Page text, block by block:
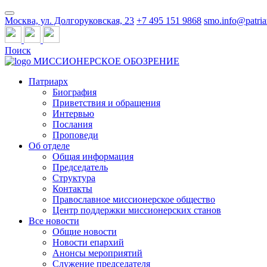
Москва, ул. Долгоруковская, 23 +7 495 151 9868
Поиск
МИССИОНЕРСКОЕ ОБОЗРЕНИЕ
Патриарх
Биография
Приветствия и обращения
Интервью
Послания
Проповеди
Об отделе
Общая информация
Председатель
Структура
Контакты
Православное миссионерское общество
Центр поддержки миссионерских станов
Все новости
Общие новости
Новости епархий
Анонсы мероприятий
Служение председателя